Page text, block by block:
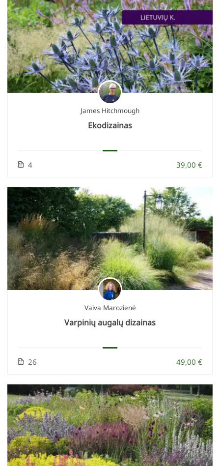
James Hitchmough
Ekodizainas
4 39,00 €
Vaiva Marozienė
Varpinių augalų dizainas
26 49,00 €